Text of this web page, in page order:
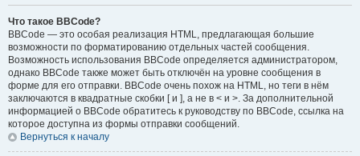
Что такое BBCode?
BBCode — это особая реализация HTML, предлагающая большие
возможности по форматированию отдельных частей сообщения.
Возможность использования BBCode определяется администратором,
однако BBCode также может быть отключён на уровне сообщения в
форме для его отправки. BBCode очень похож на HTML, но теги в нём
заключаются в квадратные скобки [ и ], а не в < и >. За дополнительной
информацией о BBCode обратитесь к руководству по BBCode, ссылка на
которое доступна из формы отправки сообщений.
Вернуться к началу